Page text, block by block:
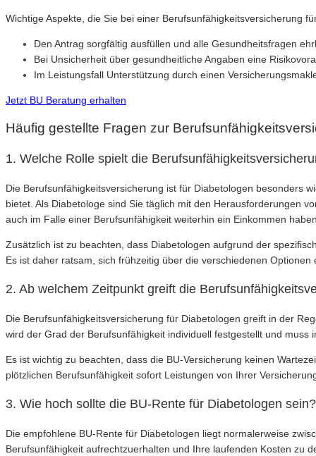
Wichtige Aspekte, die Sie bei einer Berufsunfähigkeitsversicherung
Den Antrag sorgfältig ausfüllen und alle Gesundheitsfragen
Bei Unsicherheit über gesundheitliche Angaben eine
Im Leistungsfall Unterstützung durch einen
Jetzt BU Beratung erhalten
Häufig gestellte Fragen zur
1. Welche Rolle spielt die
Die Berufsunfähigkeitsversicherung ist für Diabetologen besonders
bietet. Als Diabetologe sind Sie täglich mit den Herausforderungen
auch im Falle einer Berufsunfähigkeit weiterhin ein Einkommen
Zusätzlich ist zu beachten, dass Diabetologen aufgrund der
Es ist daher ratsam, sich frühzeitig über die verschiedenen
2. Ab welchem Zeitpunkt greift die
Die Berufsunfähigkeitsversicherung für Diabetologen greift in der
wird der Grad der Berufsunfähigkeit individuell festgestellt und
Es ist wichtig zu beachten, dass die BU-Versicherung keinen
plötzlichen Berufsunfähigkeit sofort Leistungen von Ihrer
3. Wie hoch sollte die BU-Rente für Diabetologen sein?
Die empfohlene BU-Rente für Diabetologen liegt normalerweise
Berufsunfähigkeit aufrechtzuerhalten und Ihre laufenden Kosten zu